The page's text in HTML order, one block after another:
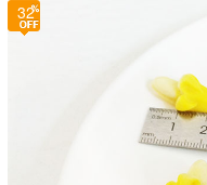
32